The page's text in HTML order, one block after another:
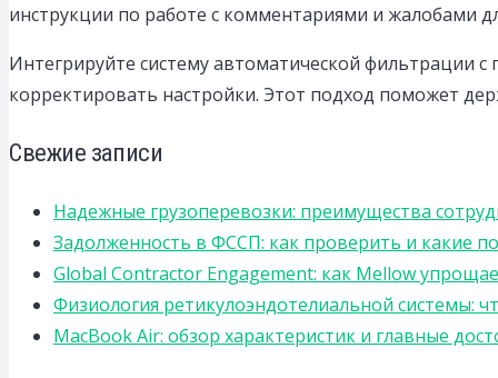
инструкции по работе с комментариями и жалобами
Интегрируйте систему автоматической фильтрации
корректировать настройки. Этот подход поможет
Свежие записи
Надежные грузоперевозки: преимущества
Задолженность в ФССП: как проверить и какие
Global Contractor Engagement: как Mellow
Физиология ретикулоэндотелиальной системы:
MacBook Air: обзор характеристик и главные